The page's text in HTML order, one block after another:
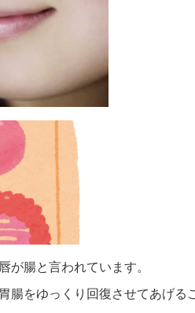
が腸と言われています。
腸をゆっくり回復させてあげる